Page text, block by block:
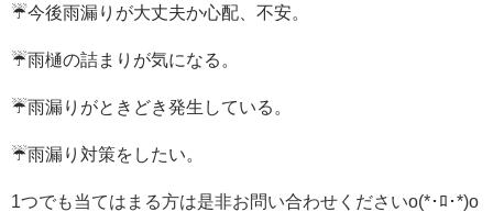
☔今後雨漏りが大丈夫か心配、不安。
☔雨樋の詰まりが気になる。
☔雨漏りがときどき発生している。
☔雨漏り対策をしたい。
1つでも当てはまる方は是非お問い合わせくださいo(*･ﾛ･*)o